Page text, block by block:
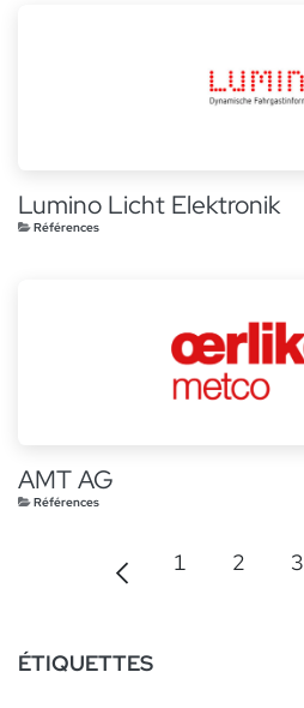
Lumino Licht Elektronik
Références
AMT AG
Références
1 2 3
ÉTIQUETTES